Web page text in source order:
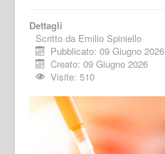
Dettagli
Scritto da Emilio Spiniello
Pubblicato: 09 Giugno 2026
Creato: 09 Giugno 2026
Visite: 510